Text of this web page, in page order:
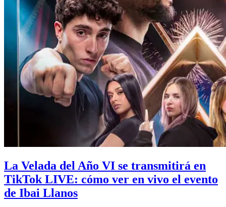
La Velada del Año VI se transmitirá en
TikTok LIVE: cómo ver en vivo el evento
de Ibai Llanos